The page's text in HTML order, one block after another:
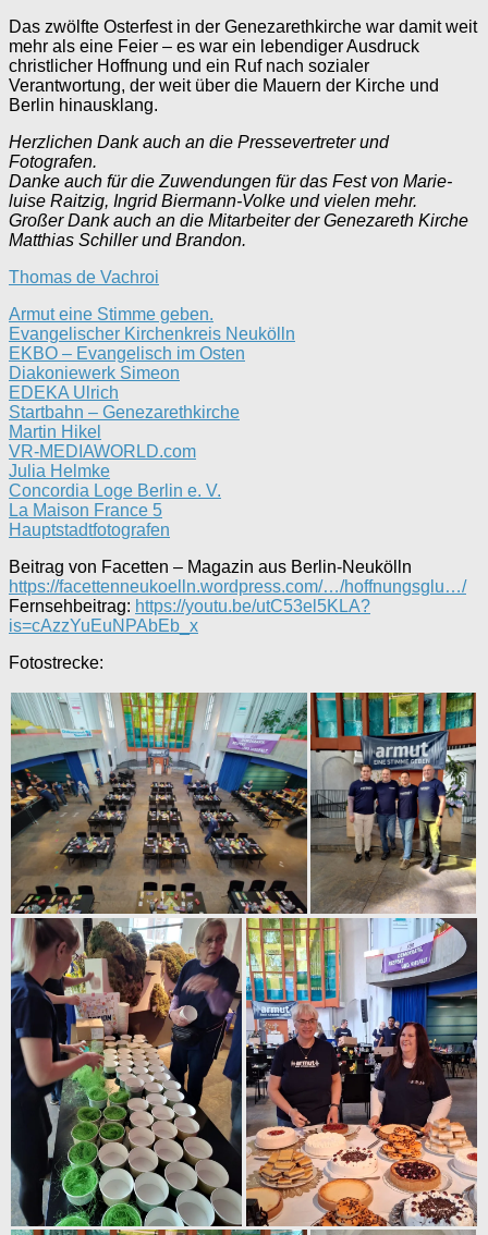
Das zwölfte Osterfest in der Genezarethkirche war damit weit
mehr als eine Feier – es war ein lebendiger Ausdruck
christlicher Hoffnung und ein Ruf nach sozialer
Verantwortung, der weit über die Mauern der Kirche und
Berlin hinausklang.
Herzlichen Dank auch an die Pressevertreter und
Fotografen.
Danke auch für die Zuwendungen für das Fest von Marie-
luise Raitzig, Ingrid Biermann-Volke und vielen mehr.
Großer Dank auch an die Mitarbeiter der Genezareth Kirche
Matthias Schiller und Brandon.
Thomas de Vachroi
Armut eine Stimme geben.
Evangelischer Kirchenkreis Neukölln
EKBO – Evangelisch im Osten
Diakoniewerk Simeon
EDEKA Ulrich
Startbahn – Genezarethkirche
Martin Hikel
VR-MEDIAWORLD.com
Julia Helmke
Concordia Loge Berlin e. V.
La Maison France 5
Hauptstadtfotografen
Beitrag von Facetten – Magazin aus Berlin-Neukölln
https://facettenneukoelln.wordpress.com/…/hoffnungsglu…/
Fernsehbeitrag: https://youtu.be/utC53el5KLA?
is=cAzzYuEuNPAbEb_x
Fotostrecke: